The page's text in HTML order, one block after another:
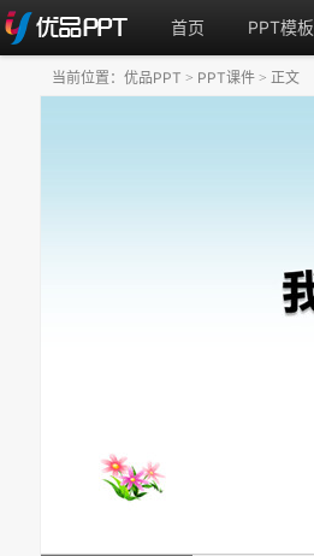
首页 PPT模板
当前位置： 优品PPT > PPT课件 > 正文